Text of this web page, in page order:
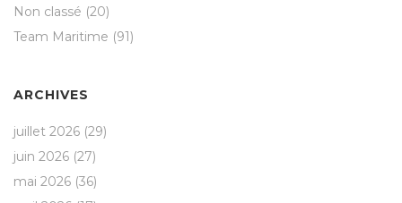
Non classé (20)
Team Maritime (91)
ARCHIVES
juillet 2026 (29)
juin 2026 (27)
mai 2026 (36)